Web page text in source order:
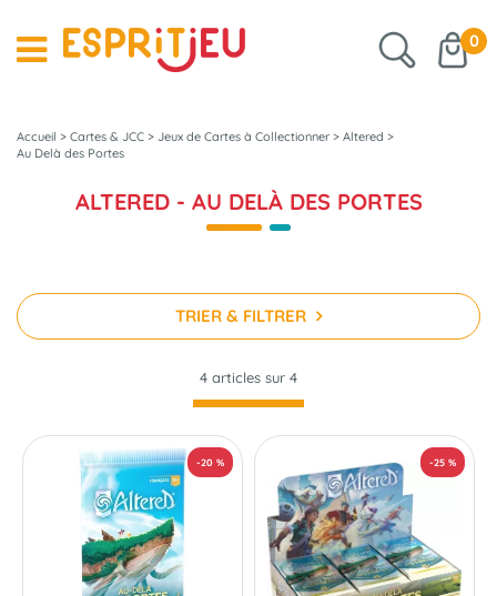
0
Accueil > Cartes & JCC > Jeux de Cartes à Collectionner > Altered >
Au Delà des Portes
ALTERED - AU DELÀ DES PORTES
TRIER & FILTRER
4 articles sur 4
-20 %